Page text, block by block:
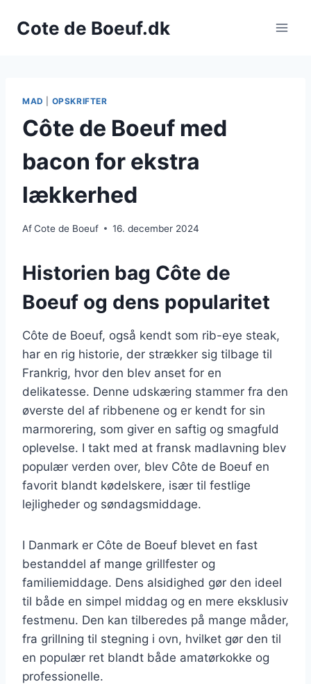
Cote de Boeuf.dk
MAD OPSKRIFTER
Côte de Boeuf med
bacon for ekstra
lækkerhed
AfCote de Boeuf 16. december 2024
Historien bag Côte de
Boeuf og dens popularitet
Côte de Boeuf, også kendt som rib-eye steak,
har en rig historie, der strækker sig tilbage til
Frankrig, hvor den blev anset for en
delikatesse. Denne udskæring stammer fra den
øverste del af ribbenene og er kendt for sin
marmorering, som giver en saftig og smagfuld
oplevelse. I takt med at fransk madlavning blev
populær verden over, blev Côte de Boeuf en
favorit blandt kødelskere, især til festlige
lejligheder og søndagsmiddage.
I Danmark er Côte de Boeuf blevet en fast
bestanddel af mange grillfester og
familiemiddage. Dens alsidighed gør den ideel
til både en simpel middag og en mere eksklusiv
festmenu. Den kan tilberedes på mange måder,
fra grillning til stegning i ovn, hvilket gør den til
en populær ret blandt både amatørkokke og
professionelle.